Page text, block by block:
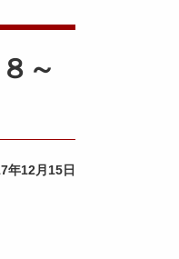
～
年12月15日